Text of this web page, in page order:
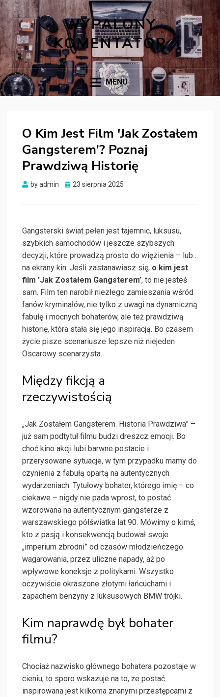
WYPALONY
KOMENTATOR
MENU
O Kim Jest Film 'Jak Zostałem
Gangsterem’? Poznaj
Prawdziwą Historię
byadmin
Posted
23 sierpnia 2025
Gangsterski świat pełen jest tajemnic, luksusu,
szybkich samochodów i jeszcze szybszych
decyzji, które prowadzą prosto do więzienia – lub…
na ekrany kin. Jeśli zastanawiasz się, o kim jest
film 'Jak Zostałem Gangsterem’, to nie jesteś
sam. Film ten narobił niezłego zamieszania wśród
fanów kryminałów, nie tylko z uwagi na dynamiczną
fabułę i mocnych bohaterów, ale też prawdziwą
historię, która stała się jego inspiracją. Bo czasem
życie pisze scenariusze lepsze niż niejeden
Oscarowy scenarzysta.
Między fikcją a
rzeczywistością
„Jak Zostałem Gangsterem. Historia Prawdziwa” –
już sam podtytuł filmu budzi dreszcz emocji. Bo
choć kino akcji lubi barwne postacie i
przerysowane sytuacje, w tym przypadku mamy do
czynienia z fabułą opartą na autentycznych
wydarzeniach. Tytułowy bohater, którego imię – co
ciekawe – nigdy nie pada wprost, to postać
wzorowana na autentycznym gangsterze z
warszawskiego półświatka lat 90. Mówimy o kimś,
kto z pasją i konsekwencją budował swoje
„imperium zbrodni” od czasów młodzieńczego
wagarowania, przez uliczne napady, aż po
wpływowe koneksje z politykami. Wszystko
oczywiście okraszone złotymi łańcuchami i
zapachem benzyny z luksusowych BMW trójki.
Kim naprawdę był bohater
filmu?
Chociaż nazwisko głównego bohatera pozostaje w
cieniu, to sporo wskazuje na to, że postać
inspirowana jest kilkoma znanymi przestępcami z